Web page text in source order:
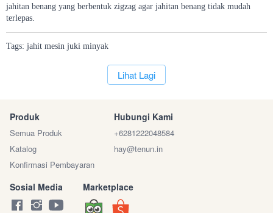
jahitan benang yang berbentuk zigzag agar jahitan benang tidak mudah
terlepas.
Tags: jahit mesin juki minyak
`Lihat Lagi
Produk
Semua Produk
Katalog
Konfirmasi Pembayaran
Hubungi Kami
+6281222048584
hay@tenun.in
Sosial Media Marketplace